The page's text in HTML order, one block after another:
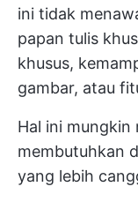
ini tidak
papan tulis
khusus,
gambar, atau
Hal ini mungkin
membutuhkan
yang lebih